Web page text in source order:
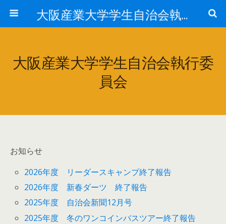
大阪産業大学学生自治会執行委員会
大阪産業大学学生自治会執行委
員会
お知らせ
2026年度 リーダースキャンプ終了報告
2026年度 新春ダーツ 終了報告
2025年度 自治会新聞12月号
2025年度 冬のワンコインバスツアー終了報告